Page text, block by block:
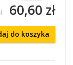
60,60 zł
do koszyka